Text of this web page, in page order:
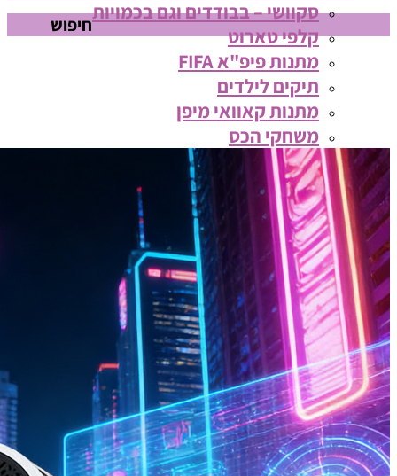
סקוושי – בבודדים וגם בכמויות
קלפי טארוט
מתנות פיפ"א FIFA
תיקים לילדים
מתנות קאוואי מיפן
משחקי הכס
חיפוש